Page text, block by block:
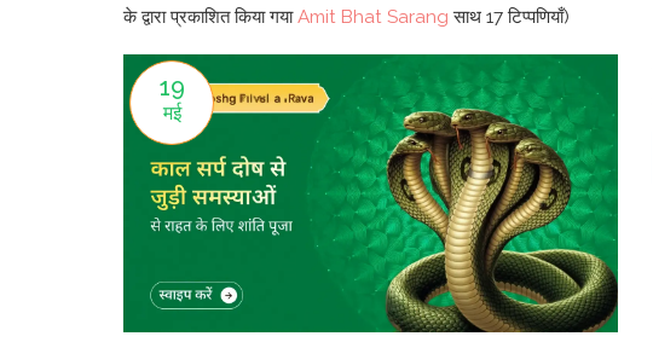
के द्वारा प्रकाशित किया गयाAmit Bhat Sarang साथ 17 टिप्पणियाँ)
19
मई